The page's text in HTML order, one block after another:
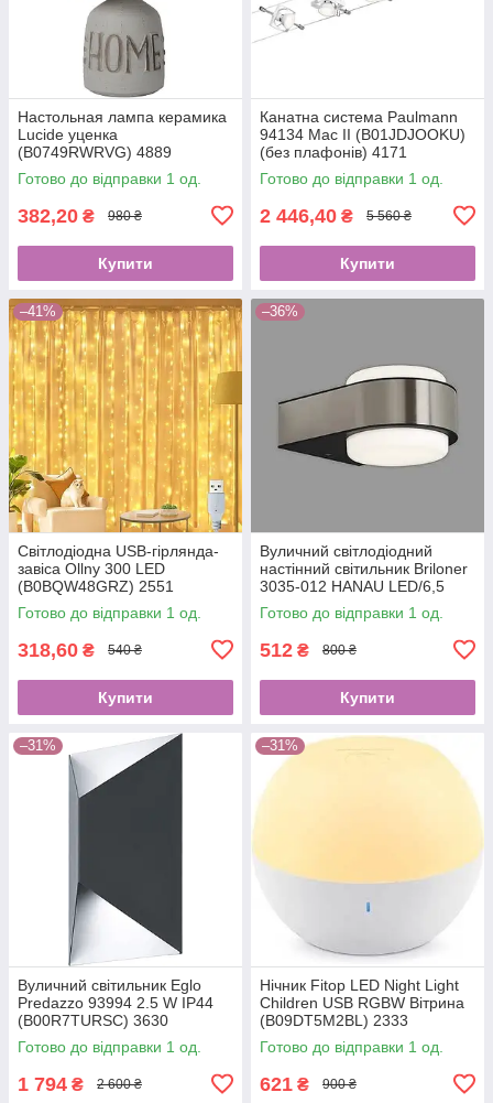
Настольная лампа керамика
Lucide уценка
(B0749RWRVG) 4889
Готово до відправки 1 од.
382,20 ₴ 980 ₴
Купити
Канатна система Paulmann
94134 Mac II (B01JDJOOKU)
(без плафонів) 4171
Готово до відправки 1 од.
2 446,40 ₴ 5 560 ₴
Купити
–41%
Світлодіодна USB-гірлянда-
завіса Ollny 300 LED
(B0BQW48GRZ) 2551
Готово до відправки 1 од.
318,60 ₴ 540 ₴
Купити
–36%
Вуличний світлодіодний
настінний світильник Briloner
3035-012 HANAU LED/6,5
W/230 V IP44 хром
(B08WC6PJYY) 4126
Готово до відправки 1 од.
512 ₴ 800 ₴
Купити
–31%
Вуличний світильник Eglo
Predazzo 93994 2.5 W IP44
(B00R7TURSC) 3630
Готово до відправки 1 од.
1 794 ₴ 2 600 ₴
–31%
Нічник Fitop LED Night Light
Children USB RGBW Вітрина
(B09DT5M2BL) 2333
Готово до відправки 1 од.
621 ₴ 900 ₴